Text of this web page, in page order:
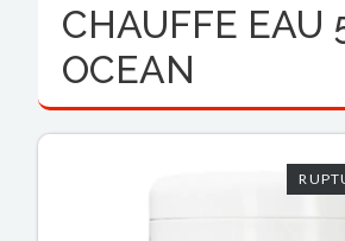
CHAUFFE EAU
OCEAN